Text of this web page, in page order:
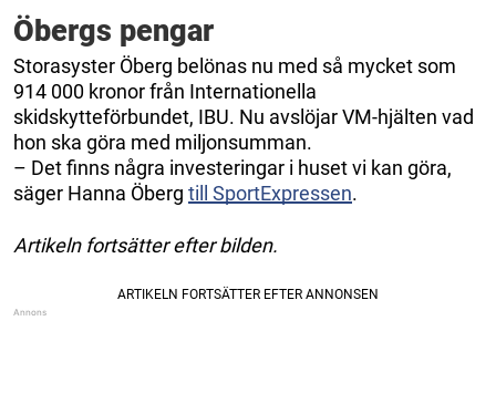
Öbergs pengar
Storasyster Öberg belönas nu med så mycket som
914 000 kronor från Internationella
skidskytteförbundet, IBU. Nu avslöjar VM-hjälten vad
hon ska göra med miljonsumman.
– Det finns några investeringar i huset vi kan göra,
säger Hanna Öberg till SportExpressen.
Artikeln fortsätter efter bilden.